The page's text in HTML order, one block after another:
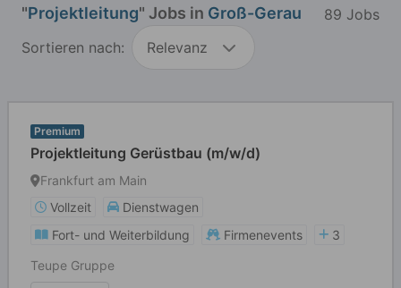
"Projektleitung" Jobs in Groß-Gerau
89 Jobs
Sortieren nach:
Relevanz
Premium
Projektleitung Gerüstbau (m/w/d)
Frankfurt am Main
Vollzeit
Dienstwagen
Fort- und Weiterbildung
Firmenevents
3
Teupe Gruppe